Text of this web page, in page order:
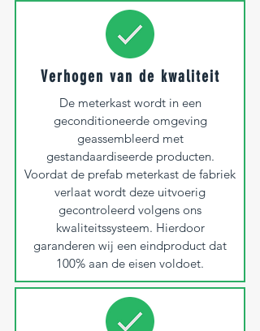
De meterkast wordt in een
geconditioneerde omgeving
geassembleerd met
gestandaardiseerde producten.
Voordat de prefab meterkast de fabriek
verlaat wordt deze uitvoerig
gecontroleerd volgens ons
kwaliteitssysteem. Hierdoor
garanderen wij een eindproduct dat
100% aan de eisen voldoet.
Verhogen van de kwaliteit